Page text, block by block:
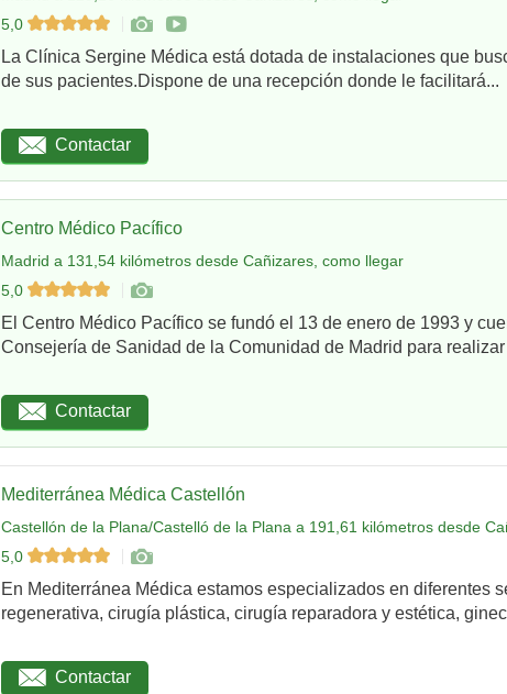
5,0
La Clínica Sergine Médica está dotada de instalaciones que
de sus pacientes.Dispone de una recepción donde le facilitará...
Contactar
Centro Médico Pacífico
Madrid a 131,54 kilómetros desde Cañizares, como llegar
5,0
El Centro Médico Pacífico se fundó el 13 de enero de 1993 y
Consejería de Sanidad de la Comunidad de Madrid para realizar
Contactar
Mediterránea Médica Castellón
Castellón de la Plana/Castelló de la Plana a 191,61 kilómetros desde
5,0
En Mediterránea Médica estamos especializados en diferentes
regenerativa, cirugía plástica, cirugía reparadora y estética,
Contactar